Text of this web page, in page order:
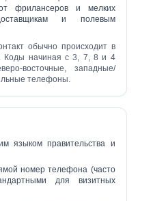
фрилансеров и мелких
и полевым
обычно происходит в
Коды начиная с3, 7, 8 и 4
восточные, западные/
телефоны.
языком правительства и
номер телефона (часто
для визитных